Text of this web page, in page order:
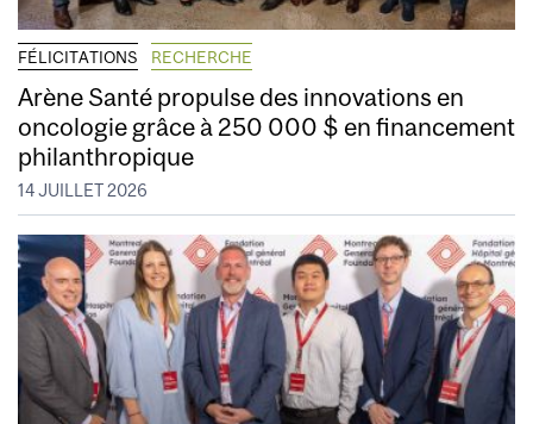
FÉLICITATIONS RECHERCHE
Arène Santé propulse des innovations en
oncologie grâce à 250 000 $ en financement
philanthropique
14 JUILLET 2026